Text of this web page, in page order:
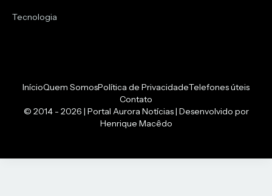
Tecnologia
© 2014 - 2026 | Portal Aurora Notícias | Desenvolvido por
Henrique Macêdo
InícioQuem SomosPolítica de PrivacidadeTelefones úteis
Contato